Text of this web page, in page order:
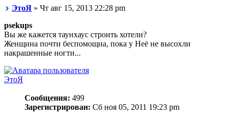
ЭтоЯ » Чт авг 15, 2013 22:28 pm
psekups
Вы же кажется таунхаус строить хотели?
Женщина почти беспомощна, пока у Неё не высохли
накрашенные ногти...
ЭтоЯ
Сообщения: 499
Зарегистрирован: Сб ноя 05, 2011 19:23 pm